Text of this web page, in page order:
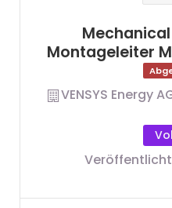
Montageleiter
VENSYS Energy